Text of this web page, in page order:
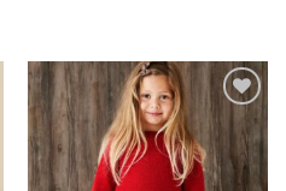
Setja á
óskalista